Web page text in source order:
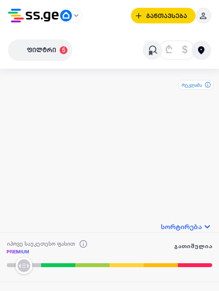
განთავსება
ფილტრი 5 ₾ $
რეკლამა
სორტირება
იპოვე საუკეთესო ფასით გათიშულია